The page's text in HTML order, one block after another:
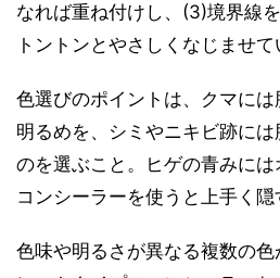
なれば重ね付けし、(3)境界線
トントンとやさしくなじませて
色選びのポイントは、クマに
明るめを、シミやニキビ跡に
のを選ぶこと。ヒゲの青みに
コンシーラーを使うと上手く隠
色味や明るさが異なる複数の